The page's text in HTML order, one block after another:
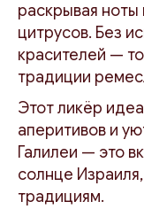
раскрывая ноты
цитрусов. Без
красителей —
традиции
Этот ликёр
аперитивов и
Галилеи — это
солнце
традициям.